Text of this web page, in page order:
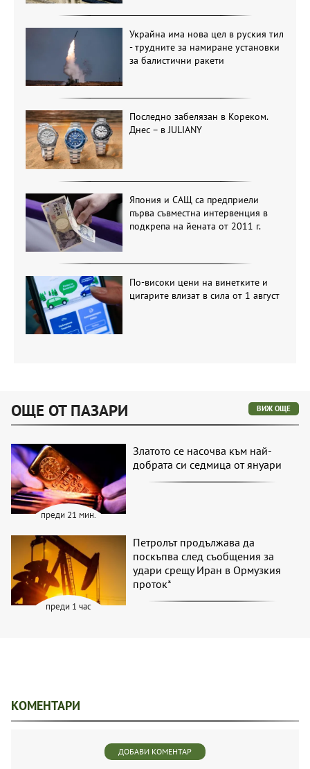
Украйна има нова цел в руския тил
- трудните за намиране установки
за балистични ракети
Последно забелязан в Кореком.
Днес – в JULIANY
Япония и САЩ са предприели
първа съвместна интервенция в
подкрепа на йената от 2011 г.
По-високи цени на винетките и
цигарите влизат в сила от 1 август
ОЩЕ ОТ ПАЗАРИ ВИЖ ОЩЕ
преди 21 мин.
Златото се насочва към най-
добрата си седмица от януари
преди 1 час
Петролът продължава да
поскъпва след съобщения за
удари срещу Иран в Ормузкия
проток*
КОМЕНТАРИ
ДОБАВИ КОМЕНТАР